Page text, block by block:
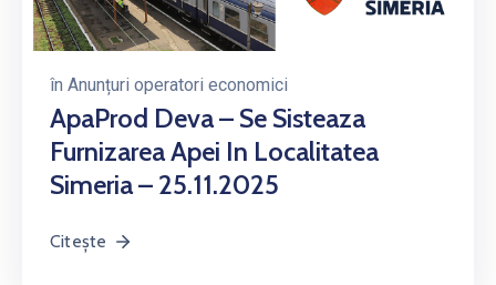
în Anunțuri operatori economici
ApaProd Deva – Se Sisteaza
Furnizarea Apei In Localitatea
Simeria – 25.11.2025
Citește